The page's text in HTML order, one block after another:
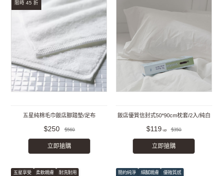
限時 45 折
五星純棉毛巾飯店腳踏墊/足布
$250 $560
立即搶購
飯店優質信封式50*90cm枕套/2入/純白
$119 $350
立即搶購
五星享受 柔軟親膚 耐洗耐用 簡約純淨 細膩親膚 優雅質感